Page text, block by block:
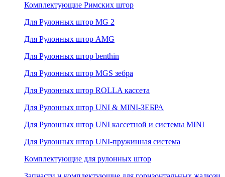
Комплектующие Римских штор
Для Рулонных штор MG 2
Для Рулонных штор AMG
Для Рулонных штор benthin
Для Рулонных штор MGS зебра
Для Рулонных штор ROLLA кассета
Для Рулонных штор UNI & MINI-ЗЕБРА
Для Рулонных штор UNI кассетной и системы MINI
Для Рулонных штор UNI-пружинная система
Комплектующие для рулонных штор